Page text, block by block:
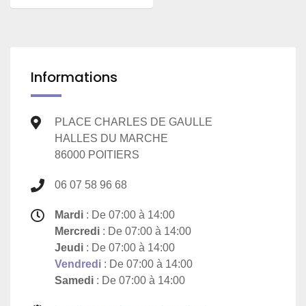
Informations
PLACE CHARLES DE GAULLE
HALLES DU MARCHE
86000 POITIERS
06 07 58 96 68
Mardi : De 07:00 à 14:00
Mercredi : De 07:00 à 14:00
Jeudi : De 07:00 à 14:00
Vendredi : De 07:00 à 14:00
Samedi : De 07:00 à 14:00